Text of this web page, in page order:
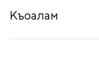
Къоалам